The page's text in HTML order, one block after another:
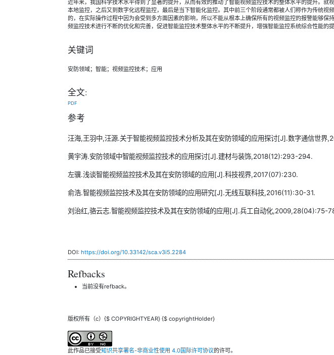
近年来，我国科学技术水平得到了显著的提升，从而有效的推动了智能视频监控技术的整体水平的提升。就
本地监控，之后又到数字化远程监控，最后是当下智能化监控。其中前三个阶段通常都被人们称作为传统视
的，在实际操作过程中因为会受到多方面因素的影响，所以不能从根本上确保所有的视频监控的报警能够
频监控技术进行不断的优化和完善，促进智能监控技术整体水平的不断提升，增强智能监控系统综合性能的提
关键词
安防领域；智能；视频监控技术；应用
全文:
PDF
参考
汪海,王羽中,汪源.关于智能视频监控技术分析及其在安防领域的应用探讨[J].数字通信世界
黄宇涛.安防领域中智能视频监控技术的应用探讨[J].建材与装饰,2018(12):293-294.
左骥.浅谈智能视频监控技术及其在安防领域的应用[J].科技视界,2017(07):230.
俞浩.智能视频监控技术及其在安防领域的应用研究[J].无线互联科技,2016(11):30-31.
刘治红,骆云志.智能视频监控技术及其在安防领域的应用[J].兵工自动化,2009,28(04):75-
DOI:https://doi.org/10.33142/sca.v3i5.2284
Refbacks
当前没有refback。
版权所有（c）{$ COPYRIGHTYEAR} {$ copyrightHolder}
此作品已接受知识共享署名-非商业性使用 4.0国际许可协议的许可。